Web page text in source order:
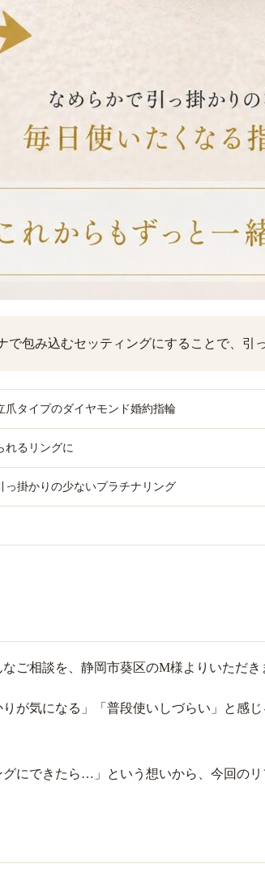
包み込むセッティングにすることで、引
爪タイプのダイヤモンド婚約指輪
れるリングに
っ掛かりの少ないプラチナリング
ご相談を、静岡市葵区のM様よりいただき
が気になる」「普段使いしづらい」と感
にできたら…」という想いから、今回のリ